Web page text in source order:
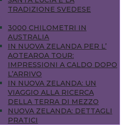
TRADIZIONE SVEDESE
3000 CHILOMETRI IN
AUSTRALIA
IN NUOVA ZELANDA PER L’
AOTEAROA TOUR:
IMPRESSIONI A CALDO DOPO
L’ARRIVO
IN NUOVA ZELANDA: UN
VIAGGIO ALLA RICERCA
DELLA TERRA DI MEZZO
NUOVA ZELANDA: DETTAGLI
PRATICI